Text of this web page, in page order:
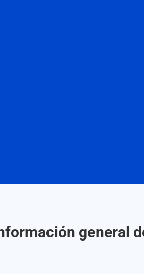
general